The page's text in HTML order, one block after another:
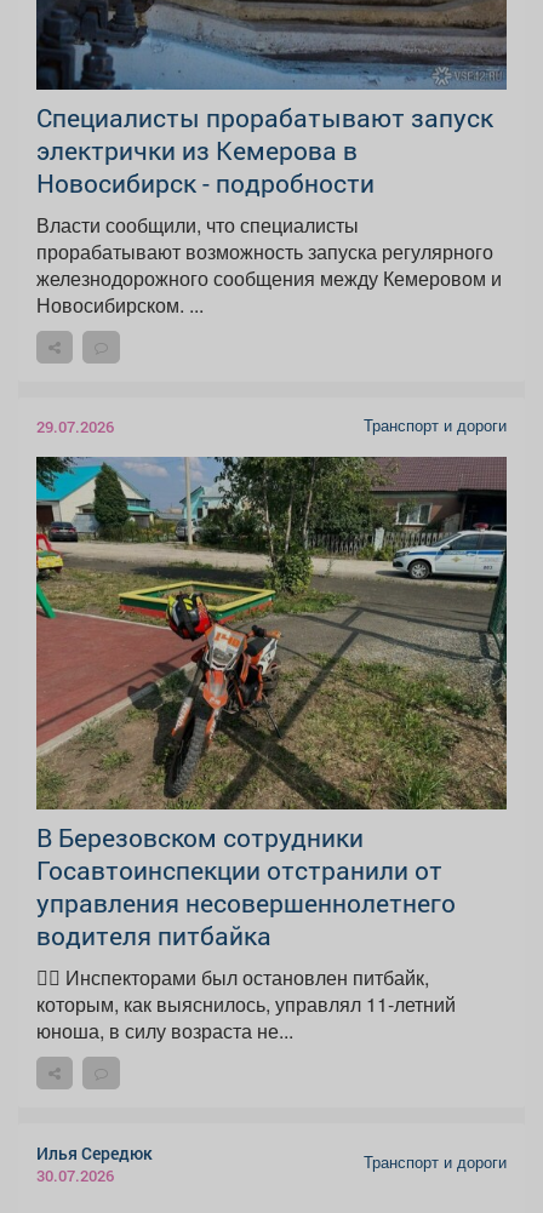
Специалисты прорабатывают запуск
электрички из Кемерова в
Новосибирск - подробности
Власти сообщили, что специалисты
прорабатывают возможность запуска регулярного
железнодорожного сообщения между Кемеровом и
Новосибирском. ...
29.07.2026 Транспорт и дороги
В Березовском сотрудники
Госавтоинспекции отстранили от
управления несовершеннолетнего
водителя питбайка
👮‍♂ Инспекторами был остановлен питбайк,
которым, как выяснилось, управлял 11-летний
юноша, в силу возраста не...
Илья Середюк
30.07.2026
Транспорт и дороги